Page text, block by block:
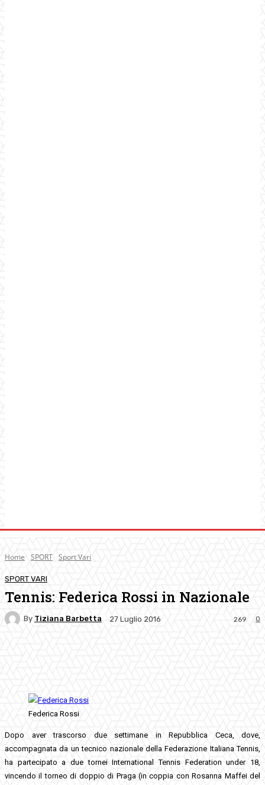
Home SPORT Sport Vari
SPORT VARI
Tennis: Federica Rossi in Nazionale
By Tiziana Barbetta 27 Luglio 2016 0
269
Federica Rossi
Dopo aver trascorso due settimane in Repubblica Ceca, dove,
accompagnata da un tecnico nazionale della Federazione Italiana Tennis,
ha partecipato a due tornei International Tennis Federation under 18,
vincendo il torneo di doppio di Praga (in coppia con Rosanna Maffei del